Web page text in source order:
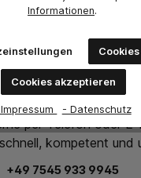
Beratung
per Telefon oder
kompetent und
+49 7545 933 9945
Informationen.
Cookies akzeptieren
- Datenschutz